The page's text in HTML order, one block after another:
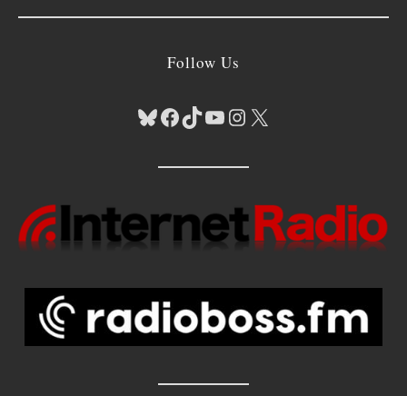
Follow Us